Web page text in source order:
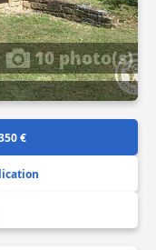
10 photo(s)
€